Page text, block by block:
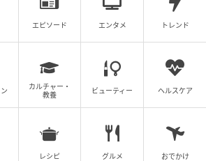
ょう。
にスポットライトが当たります。
後回しにしていた夢にも、改めて
巡ってきそうです。自分らしさを
しいご縁や可能性を引き寄せる鍵
方で、土星と海王星は引き続き牡
の理想を現実へと落とし込む作業
エピソード エンタメ トレンド
カルチャー・
教養
ビューティー ヘルスケア
レシピ グルメ おでかけ